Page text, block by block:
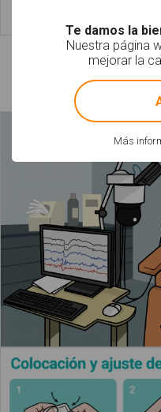
Leer
Láminas
Te damos la
Nuestra página
mejorar la
Más
!